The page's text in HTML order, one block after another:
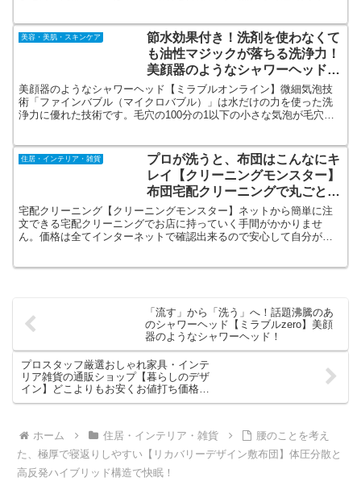
美容・美肌・スキンケア
節水効果付き！洗剤を使わなくて
も油性マジックが落ちる洗浄力！
美顔器のようなシャワーヘッド
【ミラブルオンライン】
美顔器のようなシャワーヘッド【ミラブルオンライン】微細気泡技
術「ファインバブル（マイクロバブル）」は水だけの力を使った洗
浄力に優れた技術です。毛穴の100分の1以下の小さな気泡が毛穴の
住居・インテリア・雑貨
プロが洗うと、布団はこんなにキ
レイ【クリーニングモンスター】
布団宅配クリーニングで丸ごと徹
底洗浄・徹底除菌
宅配クリーニング【クリーニングモンスター】ネットから簡単に注
文できる宅配クリーニングでお店に持っていく手間がかかりませ
ん。価格は全てインターネットで確認出来るので安心して自分が出
「流す」から「洗う」へ！話題沸騰のあ
のシャワーヘッド【ミラブルzero】美顔
器のようなシャワーヘッド！
プロスタッフ厳選おしゃれ家具・インテ
リア雑貨の通販ショップ【暮らしのデザ
イン】どこよりもお安くお値打ち価格
で！
ホーム 住居・インテリア・雑貨
腰のことを考え
た、極厚で寝返りしやすい【リカバリーデザイン敷布団】体圧分散と
高反発ハイブリッド構造で快眠！